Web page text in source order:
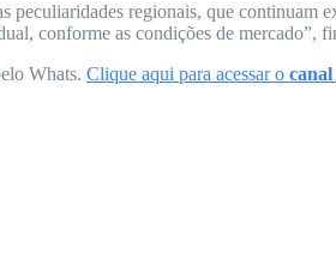
peculiaridades regionais, que
conforme as condições de mercado”,
Whats. Clique aqui para acessar o canal